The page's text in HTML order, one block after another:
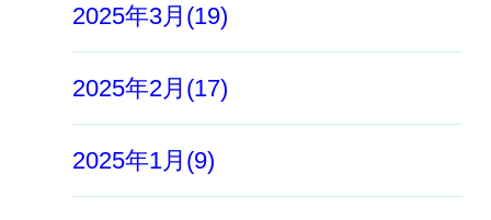
2025年3月(19)
2025年2月(17)
2025年1月(9)